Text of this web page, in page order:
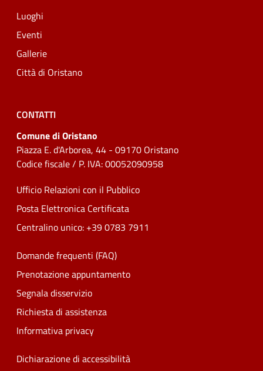
Luoghi
Eventi
Gallerie
Città di Oristano
CONTATTI
Comune di Oristano
Piazza E. d'Arborea, 44 - 09170 Oristano
Codice fiscale / P. IVA: 00052090958
Ufficio Relazioni con il Pubblico
Posta Elettronica Certificata
Centralino unico: +39 0783 7911
Domande frequenti (FAQ)
Prenotazione appuntamento
Segnala disservizio
Richiesta di assistenza
Informativa privacy
Dichiarazione di accessibilità